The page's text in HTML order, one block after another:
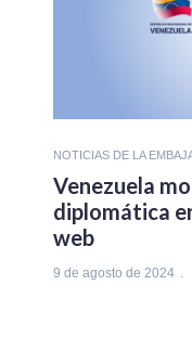
NOTICIAS DE LA
Venezuela
diplomática
web
9 de agosto de 2024